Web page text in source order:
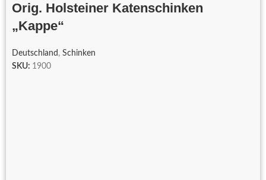
Orig. Holsteiner Katenschinken
„Kappe“
Deutschland , Schinken
SKU: 1900